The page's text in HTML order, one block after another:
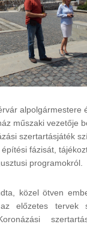
alpolgármestere
műszaki vezetője
szertartásjáték
fázisát,
programokról.
közel ötven
előzetes tervek